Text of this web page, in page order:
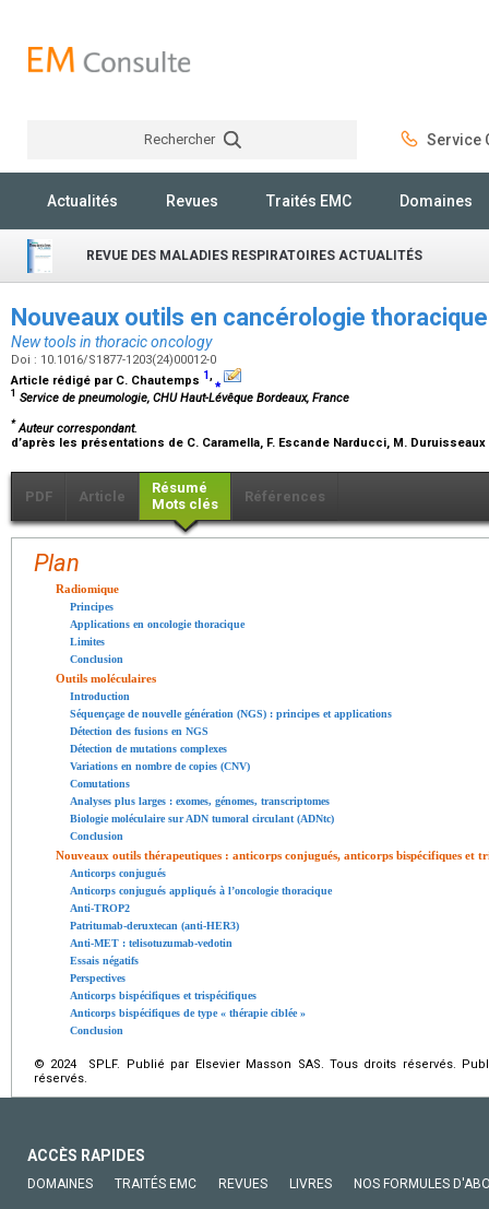
Rechercher Service
Actualités Revues Traités EMC Domaines
REVUE DES MALADIES RESPIRATOIRES ACTUALITÉS
Nouveaux outils en cancérologie
New tools in thoracic oncology
Doi : 10.1016/S1877-1203(24)00012-0
Article rédigé parC. Chautemps 1,⁎
1 Service de pneumologie, CHU Haut-Lévêque Bordeaux, France
* Auteur correspondant.
d’après les présentations de C. Caramella, F. Escande Narducci, M. Duruisseaux
PDF Article
Résumé
Mots clés
Références
Plan
Radiomique
Principes
Applications en oncologie thoracique
Limites
Conclusion
Outils moléculaires
Introduction
Séquençage de nouvelle génération (NGS) : principes et applications
Détection des fusions en NGS
Détection de mutations complexes
Variations en nombre de copies (CNV)
Comutations
Analyses plus larges : exomes, génomes, transcriptomes
Biologie moléculaire sur ADN tumoral circulant (ADNtc)
Conclusion
Nouveaux outils thérapeutiques : anticorps conjugués, anticorps bispécifiques et
Anticorps conjugués
Anticorps conjugués appliqués à l’oncologie thoracique
Anti-TROP2
Patritumab-deruxtecan (anti-HER3)
Anti-MET : telisotuzumab-vedotin
Essais négatifs
Perspectives
Anticorps bispécifiques et trispécifiques
Anticorps bispécifiques de type « thérapie ciblée »
Conclusion
© 2024 SPLF. Publié par Elsevier Masson SAS. Tous droits réservés.
réservés.
ACCÈS RAPIDES
DOMAINES TRAITÉS EMC REVUES LIVRES NOS FORMULES